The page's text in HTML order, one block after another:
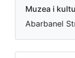
Muzea i
Abarbanel